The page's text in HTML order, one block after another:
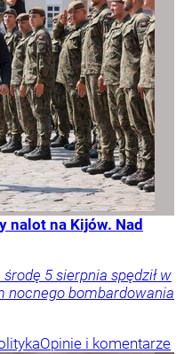
nalot na Kijów. Nad
5 sierpnia spędził w
nocnego bombardowania
Opinie i komentarze